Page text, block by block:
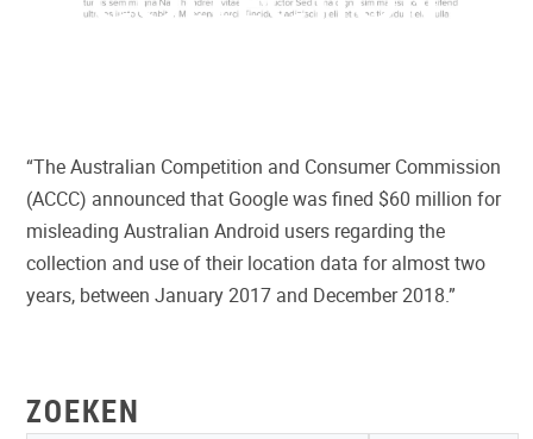
“The Australian Competition and Consumer Commission
(ACCC) announced that Google was fined $60 million for
misleading Australian Android users regarding the
collection and use of their location data for almost two
years, between January 2017 and December 2018.”
ZOEKEN